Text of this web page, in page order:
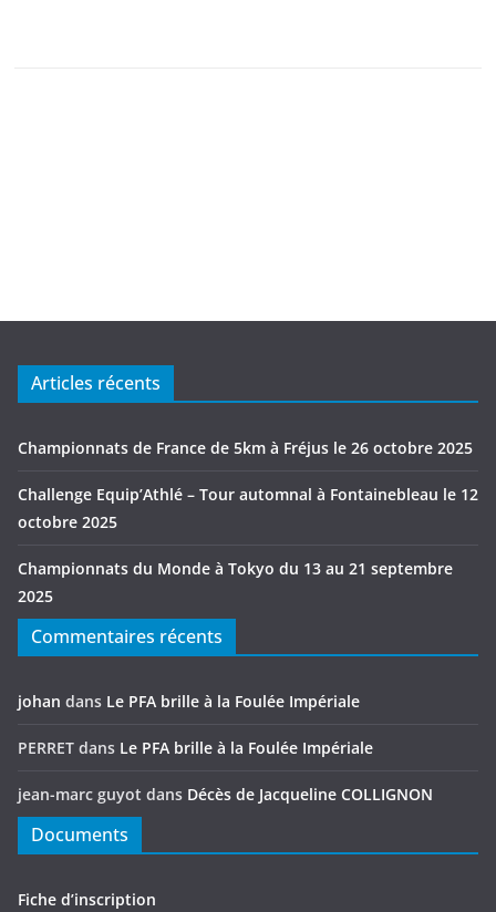
Articles récents
Championnats de France de 5km à Fréjus le 26 octobre 2025
Challenge Equip’Athlé – Tour automnal à Fontainebleau le 12
octobre 2025
Championnats du Monde à Tokyo du 13 au 21 septembre
2025
Commentaires récents
johan dans Le PFA brille à la Foulée Impériale
PERRET dans Le PFA brille à la Foulée Impériale
jean-marc guyot dans Décès de Jacqueline COLLIGNON
Documents
Fiche d’inscription